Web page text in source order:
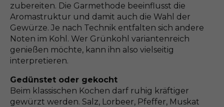
zubereiten. Die Garmethode beeinflusst die
Aromastruktur und damit auch die Wahl der
Gewürze. Je nach Technik entfalten sich andere
Noten im Kohl. Wer Grünkohl variantenreich
genießen möchte, kann ihn also vielseitig
interpretieren.
Gedünstet oder gekocht
Beim klassischen Kochen darf ruhig kräftiger
gewürzt werden. Salz, Lorbeer, Pfeffer, Muskat